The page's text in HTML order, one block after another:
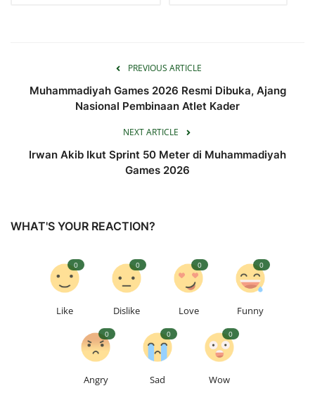
PREVIOUS ARTICLE
Muhammadiyah Games 2026 Resmi Dibuka, Ajang
Nasional Pembinaan Atlet Kader
NEXT ARTICLE
Irwan Akib Ikut Sprint 50 Meter di Muhammadiyah
Games 2026
WHAT'S YOUR REACTION?
Like
0
Dislike
0
Love
0
Funny
0
Angry
0
Sad
0
Wow
0